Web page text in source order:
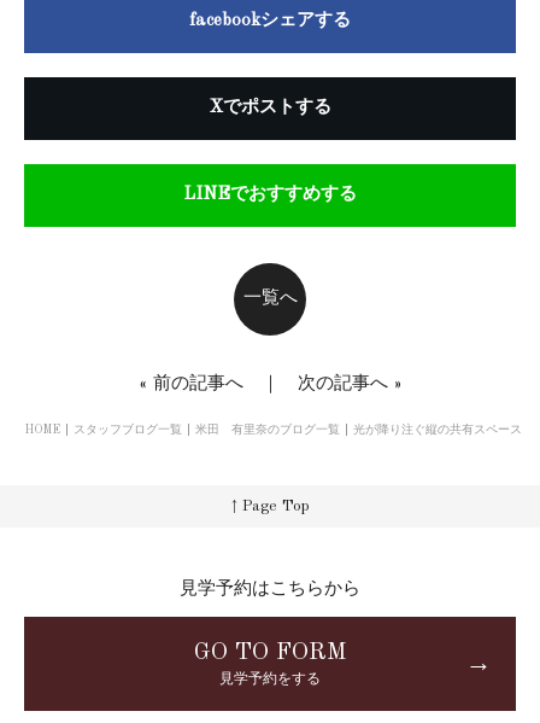
facebookシェアする
Xでポストする
LINEでおすすめする
一覧へ
« 前の記事へ｜ 次の記事へ»
HOME スタッフブログ一覧 米田 有里奈のブログ一覧 光が降り注ぐ縦の共有スペース
↑ Page Top
見学予約はこちらから
GO TO FORM
見学予約をする
→